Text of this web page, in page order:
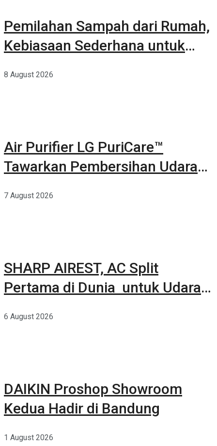
Pemilahan Sampah dari Rumah,
Kebiasaan Sederhana untuk
8 August 2026
Air Purifier LG PuriCare™
Tawarkan Pembersihan Udara
7 August 2026
SHARP AIREST, AC Split
Pertama di Dunia untuk Udara
6 August 2026
DAIKIN Proshop Showroom
Kedua Hadir di Bandung
1 August 2026